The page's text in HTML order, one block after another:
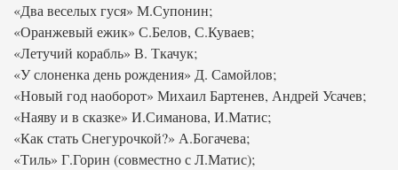
«Два веселых гуся» М.Супонин;
«Оранжевый ежик» С.Белов, С.Куваев;
«Летучий корабль» В. Ткачук;
«У слоненка день рождения» Д. Самойлов;
«Новый год наоборот» Михаил Бартенев, Андрей Усачев;
«Наяву и в сказке» И.Симанова, И.Матис;
«Как стать Снегурочкой?» А.Богачева;
«Тиль» Г.Горин (совместно с Л.Матис);